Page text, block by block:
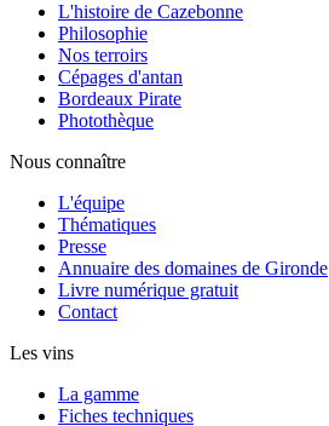
L'histoire de Cazebonne
Philosophie
Nos terroirs
Cépages d'antan
Bordeaux Pirate
Photothèque
Nous connaître
L'équipe
Thématiques
Presse
Annuaire des domaines de Gironde
Livre numérique gratuit
Contact
Les vins
La gamme
Fiches techniques